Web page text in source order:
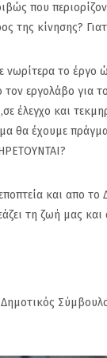
που
της κίνησης?
νωρίτερα το
εργολάβο για
έλεγχο και
θα έχουμε
και απο
τη ζωή μας